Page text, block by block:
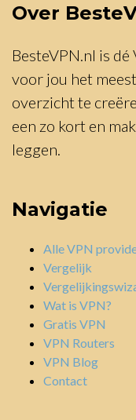
Over
BesteVPN.nl is
voor jou het
overzicht te
een zo kort en
leggen.
Navigatie
Alle VPN
Vergelijk
Wat is VPN?
Gratis VPN
VPN Routers
VPN Blog
Contact